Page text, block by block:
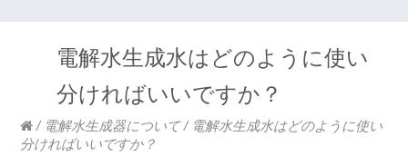
電解水生成水はどのように使い
分ければいいですか？
/ 電解水生成器について / 電解水生成水はどのように使い
分ければいいですか？